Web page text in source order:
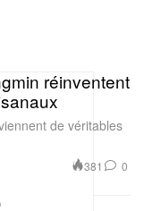
réinventent
de véritables
381 0